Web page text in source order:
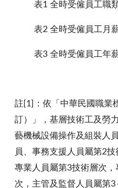
表1 全時受僱員工職
表2 全時受僱員工月
表3 全時受僱員工年
註 [1]： 依「中華民國職業
訂）」，基層技術工及勞
藝機械設備操作及組裝人
員、事務支援人員屬第2
專業人員屬第3技術層次
次，主管及監督人員屬第3